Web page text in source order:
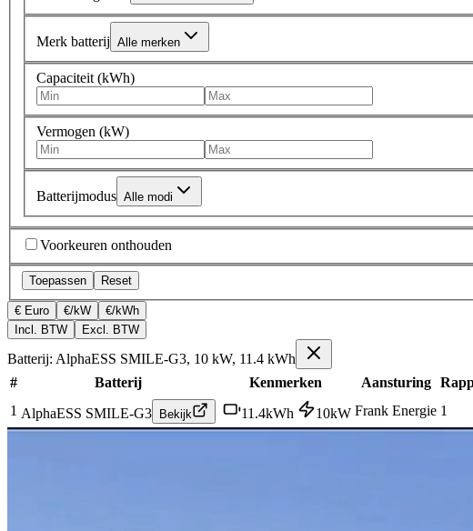
Merk batterij Alle merken
Capaciteit (kWh)
Vermogen (kW)
Batterijmodus Alle modi
Voorkeuren onthouden
Toepassen Reset
€ Euro €/kW
€/kWh
Incl. BTW
Excl. BTW
Batterij: AlphaESS SMILE-G3, 10 kW, 11.4 kWh
#
Batterij Kenmerken Aansturing
1 AlphaESS SMILE-G3 Bekijk 11.4kWh 10kW Frank Energie 1